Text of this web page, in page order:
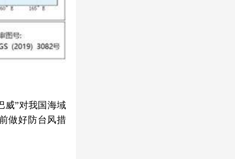
威”对我国海域
做好防台风措